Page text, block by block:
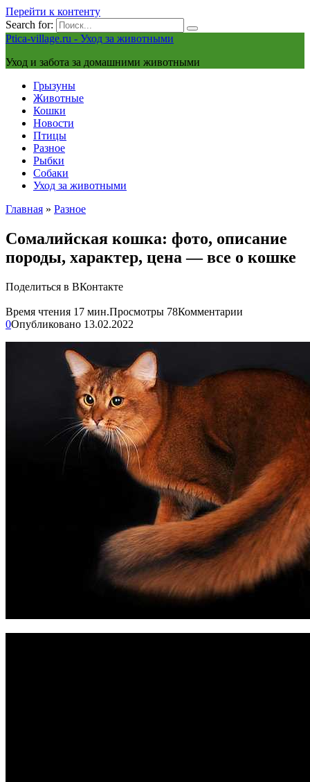
Перейти к контенту
Search for:
Ptica-village.ru - Уход за животными
Уход и забота за домашними животными
Грызуны
Животные
Кошки
Новости
Птицы
Разное
Рыбки
Собаки
Уход за животными
Главная » Разное
Сомалийская кошка: фото, описание
породы, характер, цена — все о кошке
Поделиться в ВКонтакте
Время чтения 17 мин.Просмотры 78Комментарии
0Опубликовано 13.02.2022